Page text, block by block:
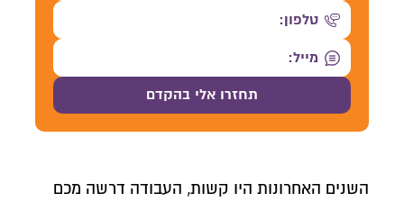
השנים האחרונות היו קשות, העבודה דרשה מכם